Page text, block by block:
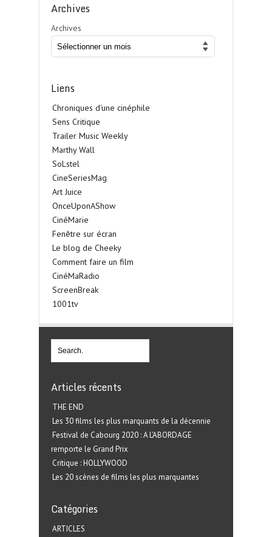
Archives
Archives
Liens
Chroniques d'une cinéphile
Sens Critique
Trailer Music Weekly
Marthy Wall
SoLstel
CineSeriesMag
Art Juice
OnceUponAShow
CinéMarie
Fenêtre sur écran
Le blog de Cheeky
Comment faire un film
CinéMaRadio
ScreenBreak
1001tv
Articles récents
THE END
Les 30 films les plus marquants de la décennie
Festival de Cabourg 2020 : A L’ABORDAGE
remporte le Grand Prix
Critique : HOLLYWOOD
Les 20 scènes de films les plus marquantes
Catégories
ARTICLES